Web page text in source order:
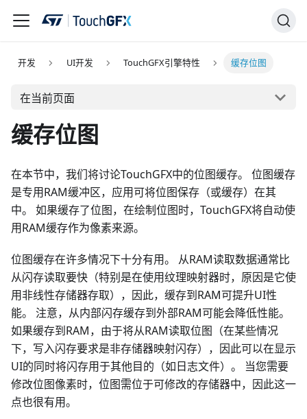
开发 UI开发 TouchGFX引擎特性 缓存位图
在当前页面
缓存位图
在本节中，我们将讨论TouchGFX中的位图缓存。 位图缓存
是专用RAM缓冲区，应用可将位图保存（或缓存）在其
中。 如果缓存了位图，在绘制位图时，TouchGFX将自动使
用RAM缓存作为像素来源。
位图缓存在许多情况下十分有用。 从RAM读取数据通常比
从闪存读取要快（特别是在使用纹理映射器时，原因是它使
用非线性存储器存取），因此，缓存到RAM可提升UI性
能。 注意，从内部闪存缓存到外部RAM可能会降低性能。
如果缓存到RAM，由于将从RAM读取位图（在某些情况
下，写入闪存要求是非存储器映射闪存），因此可以在显示
UI的同时将闪存用于其他目的（如日志文件）。 当您需要
修改位图像素时，位图需位于可修改的存储器中，因此这一
点也很有用。